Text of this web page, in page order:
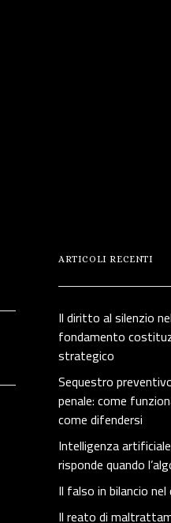
ARTICOLI RECENTI
Il diritto al silenzio
fondamento
strategico
Sequestro
penale: come
come difendersi
Intelligenza
risponde quando
Il falso in bilancio
Il reato di